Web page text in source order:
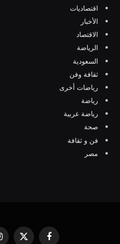
اقتصاديات
الأخبار
الاقتصاد
الرياضة
السعودية
ثقافة وفن
رياضات أخرى
رياضة
رياضة عربية
صحة
فن و ثقافة
مصر
فيسبوك X